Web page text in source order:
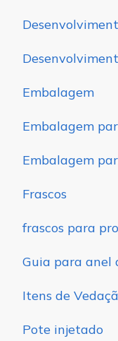
Embalagem
Embalagem
Embalagem
Frascos
frascos para
Guia para anel
Itens de
Pote injetado